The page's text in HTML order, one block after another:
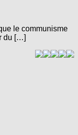
le communisme
du […]